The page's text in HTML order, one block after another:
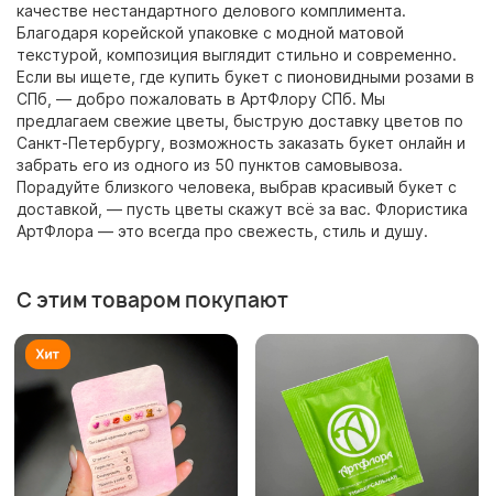
качестве нестандартного делового комплимента.
Благодаря корейской упаковке с модной матовой
текстурой, композиция выглядит стильно и современно.
Если вы ищете, где купить букет с пионовидными розами в
СПб, — добро пожаловать в АртФлору СПб. Мы
предлагаем свежие цветы, быструю доставку цветов по
Санкт-Петербургу, возможность заказать букет онлайн и
забрать его из одного из 50 пунктов самовывоза.
Порадуйте близкого человека, выбрав красивый букет с
доставкой, — пусть цветы скажут всё за вас. Флористика
АртФлора — это всегда про свежесть, стиль и душу.
С этим товаром покупают